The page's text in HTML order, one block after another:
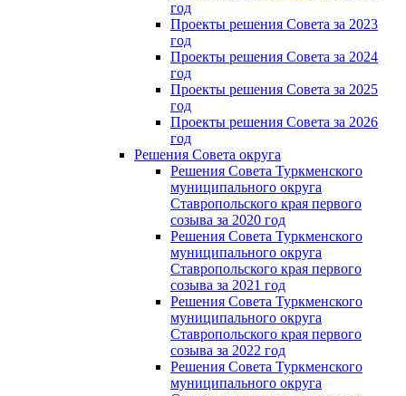
год
Проекты решения Cовета за 2023
год
Проекты решения Совета за 2024
год
Проекты решения Совета за 2025
год
Проекты решения Совета за 2026
год
Решения Совета округа
Решения Совета Туркменского
муниципального округа
Ставропольского края первого
созыва за 2020 год
Решения Совета Туркменского
муниципального округа
Ставропольского края первого
созыва за 2021 год
Решения Совета Туркменского
муниципального округа
Ставропольского края первого
созыва за 2022 год
Решения Совета Туркменского
муниципального округа